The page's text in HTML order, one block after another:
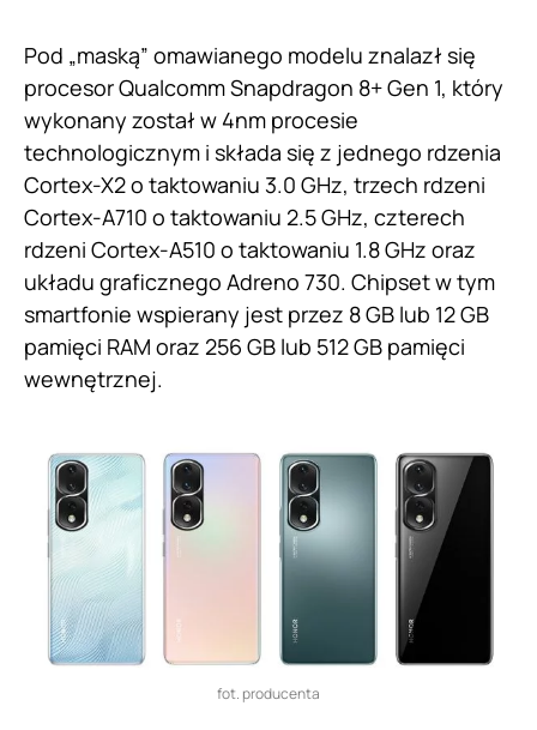
Pod „maską” omawianego modelu znalazł się
procesor Qualcomm Snapdragon 8+ Gen 1, który
wykonany został w 4nm procesie
technologicznym i składa się z jednego rdzenia
Cortex-X2 o taktowaniu 3.0 GHz, trzech rdzeni
Cortex-A710 o taktowaniu 2.5 GHz, czterech
rdzeni Cortex-A510 o taktowaniu 1.8 GHz oraz
układu graficznego Adreno 730. Chipset w tym
smartfonie wspierany jest przez 8 GB lub 12 GB
pamięci RAM oraz 256 GB lub 512 GB pamięci
wewnętrznej.
fot. producenta